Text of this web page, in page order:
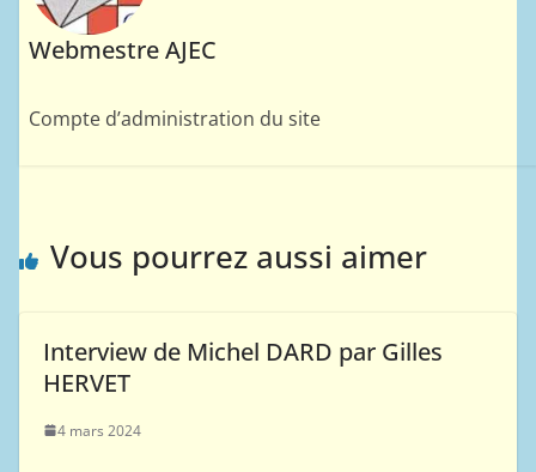
Webmestre AJEC
Compte d’administration du site
Vous pourrez aussi aimer
Interview de Michel DARD par Gilles
HERVET
4 mars 2024